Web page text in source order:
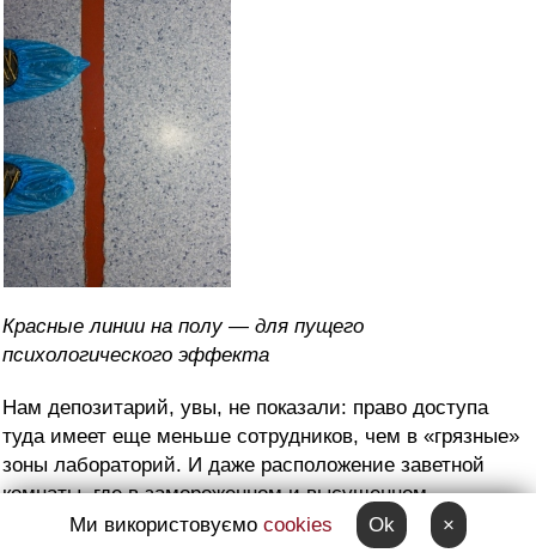
Красные линии на полу — для пущего
психологического эффекта
Нам депозитарий, увы, не показали: право доступа
туда имеет еще меньше сотрудников, чем в «грязные»
зоны лабораторий. И даже расположение заветной
комнаты, где в замороженном и высушенном
(лиофилизированном) состоянии находятся микробы,
Ми використовуємо cookies Ok ×